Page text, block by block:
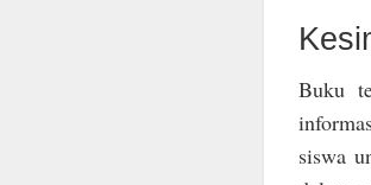
Buku
siswa